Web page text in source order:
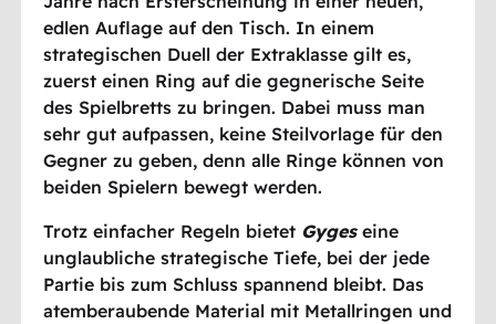
edlen Auflage auf den Tisch. In einem
strategischen Duell der Extraklasse gilt es,
zuerst einen Ring auf die gegnerische Seite
des Spielbretts zu bringen. Dabei muss man
sehr gut aufpassen, keine Steilvorlage für den
Gegner zu geben, denn alle Ringe können von
beiden Spielern bewegt werden.
Trotz einfacher Regeln bietet Gygeseine
unglaubliche strategische Tiefe, bei der jede
Partie bis zum Schluss spannend bleibt. Das
atemberaubende Material mit Metallringen und